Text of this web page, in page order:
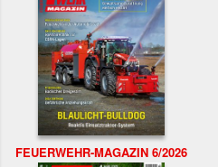
FEUERWEHR-MAGAZIN 6/2026